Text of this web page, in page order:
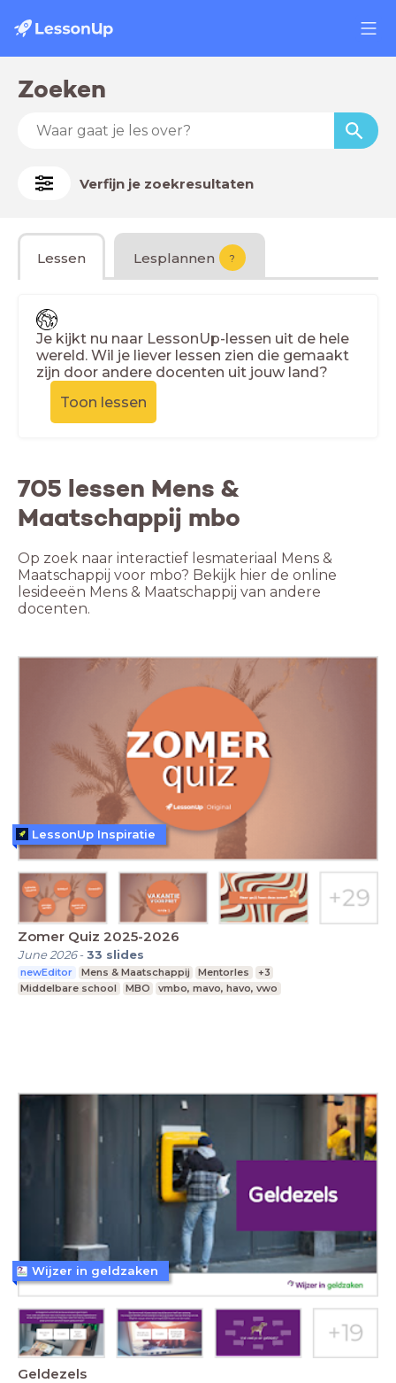
Zoeken
Verfijn je zoekresultaten
Lessen Lesplannen ?
Je kijkt nu naar LessonUp-lessen uit de hele
wereld. Wil je liever lessen zien die gemaakt
zijn door andere docenten uit jouw land?
Toon lessen
705 lessen Mens &
Maatschappij mbo
Op zoek naar interactief lesmateriaal Mens &
Maatschappij voor mbo? Bekijk hier de online
lesideeën Mens & Maatschappij van andere
docenten.
Zomer Quiz 2025-2026
June 2026-33 slides
newEditor Mens & Maatschappij Mentorles
+3
Middelbare school
MBO vmbo, mavo, havo, vwo
LessonUp Inspiratie
Geldezels
Wijzer in geldzaken